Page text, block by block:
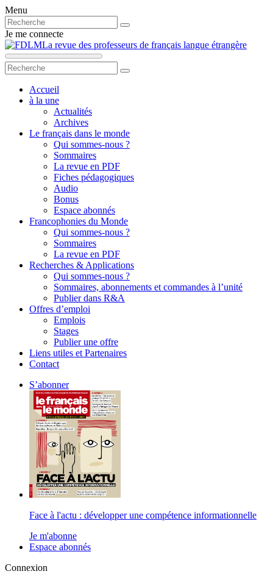
Menu
Je me connecte
La revue des professeurs de français langue étrangère
Accueil
à la une
Actualités
Archives
Le français dans le monde
Qui sommes-nous ?
Sommaires
La revue en PDF
Fiches pédagogiques
Audio
Bonus
Espace abonnés
Francophonies du Monde
Qui sommes-nous ?
Sommaires
La revue en PDF
Recherches & Applications
Qui sommes-nous ?
Sommaires, abonnements et commandes à l’unité
Publier dans R&A
Offres d’emploi
Emplois
Stages
Publier une offre
Liens utiles et Partenaires
Contact
S’abonner
Face à l'actu : développer une compétence informationnelle
Je m'abonne
Espace abonnés
Connexion